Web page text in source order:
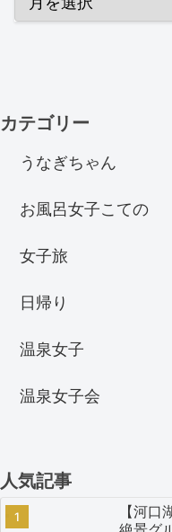
カテゴリー
うなぎちゃん
お風呂女子こての
女子旅
日帰り
温泉女子
温泉女子会
人気記事
【河